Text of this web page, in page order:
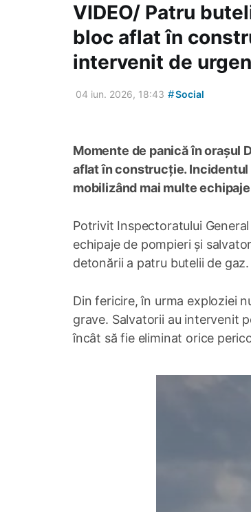
VIDEO/ Patru
bloc aflat în
intervenit de
04 iun. 2026, 18:43 #Social
Momente de panică în orașul
aflat în construcție. Incidentul
mobilizând mai multe
Potrivit Inspectoratului
echipaje de pompieri și
detonării a patru butelii de gaz.
Din fericire, în urma exploziei
grave. Salvatorii au intervenit
încât să fie eliminat orice